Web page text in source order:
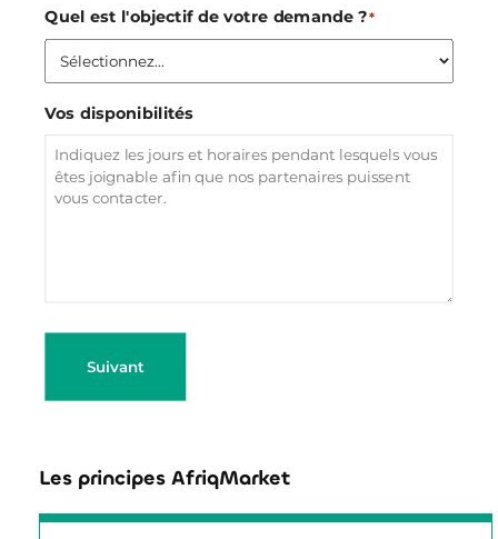
Quel est l'objectif de votre demande ?*
Vos disponibilités
Suivant
Les principes AfriqMarket